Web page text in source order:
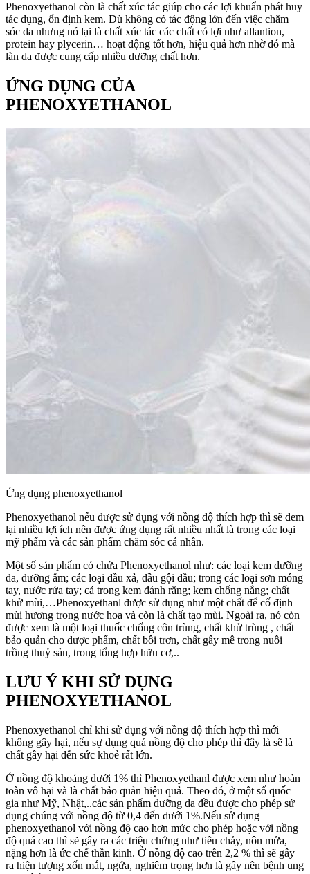
Phenoxyethanol còn là chất xúc tác giúp cho các lợi khuẩn phát huy
tác dụng, ổn định kem. Dù không có tác động lớn đến việc chăm
sóc da nhưng nó lại là chất xúc tác các chất có lợi như allantion,
protein hay plycerin… hoạt động tốt hơn, hiệu quả hơn nhờ đó mà
làn da được cung cấp nhiều dưỡng chất hơn.
ỨNG DỤNG CỦA
PHENOXYETHANOL
Ứng dụng phenoxyethanol
Phenoxyethanol nếu được sử dụng với nồng độ thích hợp thì sẽ đem
lại nhiều lợi ích nên được ứng dụng rất nhiều nhất là trong các loại
mỹ phẩm và các sản phẩm chăm sóc cá nhân.
Một số sản phẩm có chứa Phenoxyethanol như: các loại kem dưỡng
da, dưỡng ẩm; các loại dầu xả, dầu gội đầu; trong các loại sơn móng
tay, nước rửa tay; cả trong kem đánh răng; kem chống nắng; chất
khử mùi,…Phenoxyethanl được sử dụng như một chất để cố định
mùi hương trong nước hoa và còn là chất tạo mùi. Ngoài ra, nó còn
được xem là một loại thuốc chống côn trùng, chất khử trùng , chất
bảo quản cho dược phẩm, chất bôi trơn, chất gây mê trong nuôi
trồng thuỷ sản, trong tổng hợp hữu cơ,..
LƯU Ý KHI SỬ DỤNG
PHENOXYETHANOL
Phenoxyethanol chỉ khi sử dụng với nồng độ thích hợp thì mới
không gây hại, nếu sự dụng quá nồng độ cho phép thì đây là sẽ là
chất gây hại đến sức khoẻ rất lớn.
Ở nồng độ khoảng dưới 1% thì Phenoxyethanl được xem như hoàn
toàn vô hại và là chất bảo quản hiệu quả. Theo đó, ở một số quốc
gia như Mỹ, Nhật,..các sản phẩm dưỡng da đều được cho phép sử
dụng chúng với nồng độ từ 0,4 đến dưới 1%.Nếu sử dụng
phenoxyethanol với nồng độ cao hơn mức cho phép hoặc với nồng
độ quá cao thì sẽ gây ra các triệu chứng như tiêu chảy, nôn mửa,
nặng hơn là ức chế thần kinh. Ở nồng độ cao trên 2,2 % thì sẽ gây
ra hiện tượng xốn mắt, ngứa, nghiêm trọng hơn là gây nên bệnh ung